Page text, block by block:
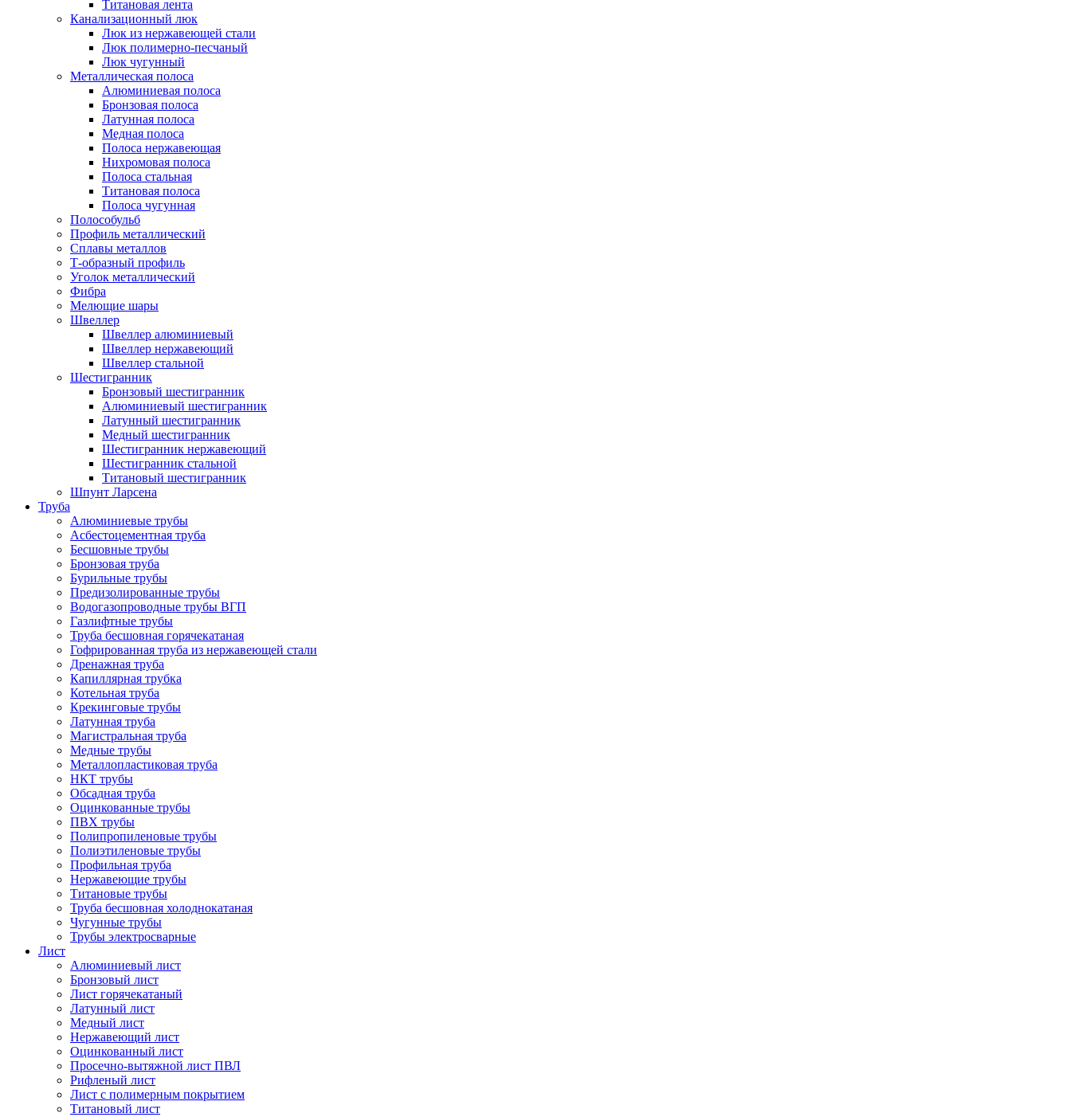
Титановая лента
Канализационный люк
Люк из нержавеющей стали
Люк полимерно-песчаный
Люк чугунный
Металлическая полоса
Алюминиевая полоса
Бронзовая полоса
Латунная полоса
Медная полоса
Полоса нержавеющая
Нихромовая полоса
Полоса стальная
Титановая полоса
Полоса чугунная
Полособульб
Профиль металлический
Сплавы металлов
Т-образный профиль
Уголок металлический
Фибра
Мелющие шары
Швеллер
Швеллер алюминиевый
Швеллер нержавеющий
Швеллер стальной
Шестигранник
Бронзовый шестигранник
Алюминиевый шестигранник
Латунный шестигранник
Медный шестигранник
Шестигранник нержавеющий
Шестигранник стальной
Титановый шестигранник
Шпунт Ларсена
Труба
Алюминиевые трубы
Асбестоцементная труба
Бесшовные трубы
Бронзовая труба
Бурильные трубы
Предизолированные трубы
Водогазопроводные трубы ВГП
Газлифтные трубы
Труба бесшовная горячекатаная
Гофрированная труба из нержавеющей стали
Дренажная труба
Капиллярная трубка
Котельная труба
Крекинговые трубы
Латунная труба
Магистральная труба
Медные трубы
Металлопластиковая труба
НКТ трубы
Обсадная труба
Оцинкованные трубы
ПВХ трубы
Полипропиленовые трубы
Полиэтиленовые трубы
Профильная труба
Нержавеющие трубы
Титановые трубы
Труба бесшовная холоднокатаная
Чугунные трубы
Трубы электросварные
Лист
Алюминиевый лист
Бронзовый лист
Лист горячекатаный
Латунный лист
Медный лист
Нержавеющий лист
Оцинкованный лист
Просечно-вытяжной лист ПВЛ
Рифленый лист
Лист с полимерным покрытием
Титановый лист